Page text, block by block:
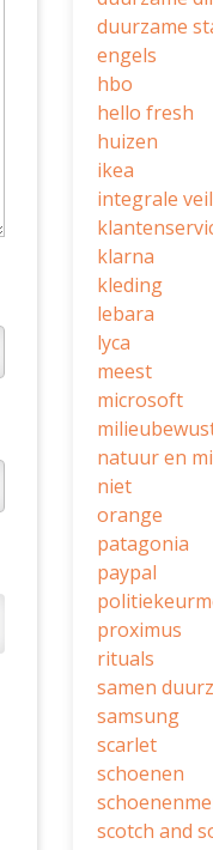
duurzame
engels
hbo
hello fresh
huizen
ikea
integrale
klarna
kleding
lebara
lyca
meest
microsoft
natuur en
niet
orange
patagonia
paypal
proximus
rituals
samen
samsung
scarlet
schoenen
scotch and